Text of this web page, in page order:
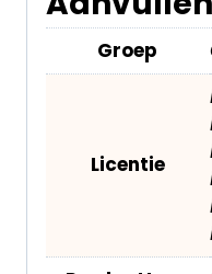
Groep
Licentie